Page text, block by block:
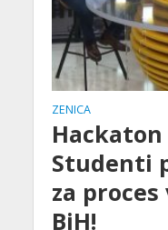
ZENICA
Studenti
za
BiH!